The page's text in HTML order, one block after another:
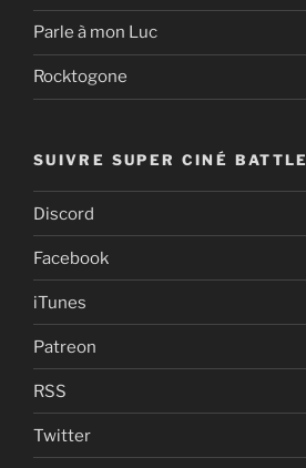
Parle à mon Luc
Rocktogone
SUIVRE SUPER CINÉ BATTLE
Discord
Facebook
iTunes
Patreon
RSS
Twitter